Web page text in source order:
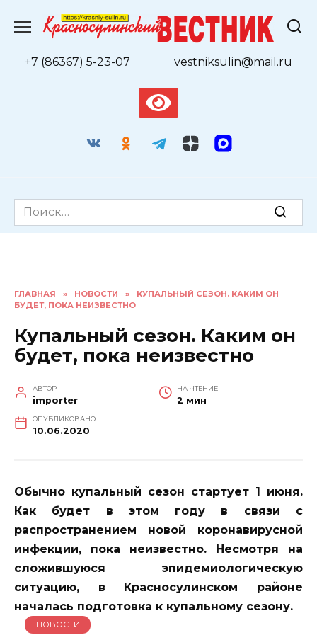
содержанию
+7 (86367) 5-23-07
vestniksulin@mail.ru
Search
for:
ГЛАВНАЯ » НОВОСТИ »
КУПАЛЬНЫЙ СЕЗОН. КАКИМ ОН
БУДЕТ, ПОКА НЕИЗВЕСТНО
Купальный сезон. Каким он
будет, пока неизвестно
АВТОР
importer
НА ЧТЕНИЕ
2 мин
ОПУБЛИКОВАНО
10.06.2020
Обычно купальный сезон стартует 1 июня.
Как будет в этом году в связи с
распространением новой коронавирусной
инфекции, пока неизвестно. Несмотря на
сложившуюся эпидемиологическую
ситуацию, в Красносулинском районе
началась подготовка к купальному сезону.
НОВОСТИ